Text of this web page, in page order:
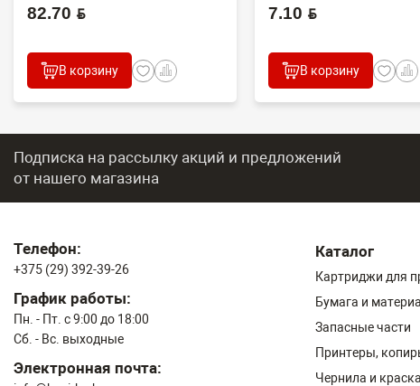
82.70 BYN
В корзину
7.10 BYN
В корзину
Подписка на рассылку акций и предложений
от нашего магазина
Телефон:
+375 (29) 392-39-26
График работы:
Пн. - Пт. с 9:00 до 18:00
Сб. - Вс. выходные
Электронная почта:
Каталог
Картриджи для
Бумага и
Запасные части
Принтеры,
Чернила и краска